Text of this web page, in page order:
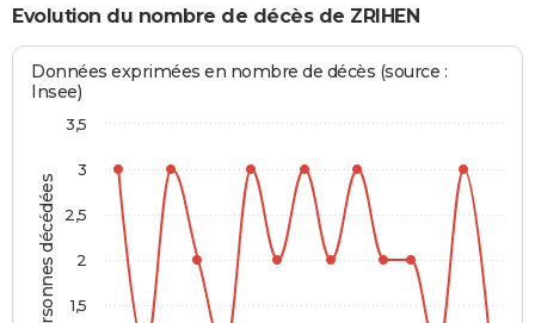
Evolution du nombre de décès de ZRIHEN
Personnes décédées
Données exprimées en nombre de décès (source :
Insee)
1,5
2
2,5
3
3,5